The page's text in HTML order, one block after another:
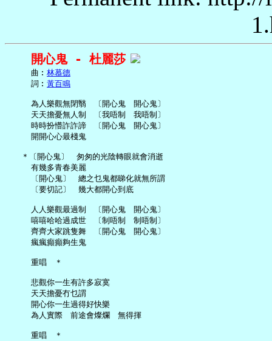
開心鬼 - 杜麗莎
     曲︰
林慕德
     詞︰
黃百鳴
     為人樂觀無閉翳　〔開心鬼　開心鬼〕
     天天擔憂無人制　〔我唔制　我唔制〕
     時時扮懵詐詐諦　〔開心鬼　開心鬼〕
     開開心心最棧鬼
   ＊〔開心鬼〕　匆匆的光陰轉眼就會消逝
     有幾多青春美麗
     〔開心鬼〕　總之乜鬼都睇化就無所謂
     〔要切記〕　幾大都開心到底
     人人樂觀最過制　〔開心鬼　開心鬼〕
     嘻嘻哈哈過成世　〔制唔制　制唔制〕
     齊齊大家跳隻舞　〔開心鬼　開心鬼〕
     瘋瘋癲癲夠生鬼
     重唱　＊
     悲觀你一生有許多寂寞
     天天擔憂冇乜謂
     開心你一生過得好快樂
     為人實際　前途會燦爛　無得揮
     重唱　＊